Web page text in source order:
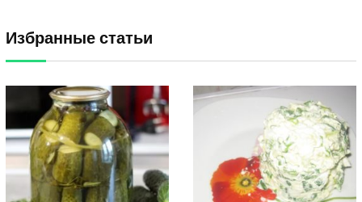
Избранные статьи